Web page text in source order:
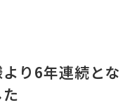
り6年連続とな